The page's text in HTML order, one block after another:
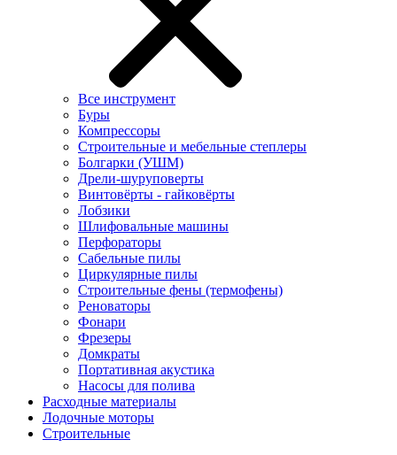
Все инструмент
Буры
Компрессоры
Строительные и мебельные степлеры
Болгарки (УШМ)
Дрели-шуруповерты
Винтовёрты - гайковёрты
Лобзики
Шлифовальные машины
Перфораторы
Сабельные пилы
Циркулярные пилы
Строительные фены (термофены)
Реноваторы
Фонари
Фрезеры
Домкраты
Портативная акустика
Насосы для полива
Расходные материалы
Лодочные моторы
Строительные